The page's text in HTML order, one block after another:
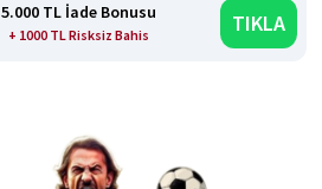
5.000 TL İade Bonusu
+ 1000 TL Risksiz Bahis TIKLA